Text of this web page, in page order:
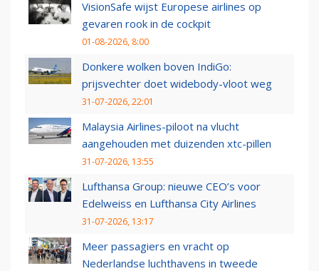
VisionSafe wijst Europese airlines op
gevaren rook in de cockpit
01-08-2026, 8:00
Donkere wolken boven IndiGo:
prijsvechter doet widebody-vloot weg
31-07-2026, 22:01
Malaysia Airlines-piloot na vlucht
aangehouden met duizenden xtc-pillen
31-07-2026, 13:55
Lufthansa Group: nieuwe CEO’s voor
Edelweiss en Lufthansa City Airlines
31-07-2026, 13:17
Meer passagiers en vracht op
Nederlandse luchthavens in tweede